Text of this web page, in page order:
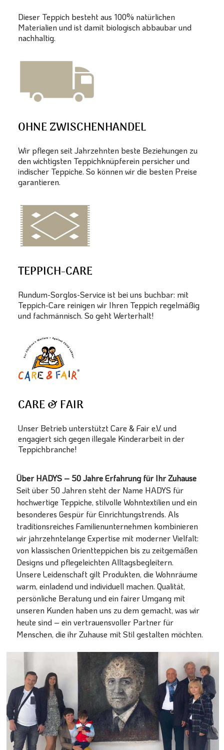
Dieser Teppich besteht aus 100% natürlichen
Materialien und ist damit biologisch abbaubar und
nachhaltig.
OHNE ZWISCHENHANDEL
Wir pflegen seit Jahrzehnten beste Beziehungen zu
den wichtigsten Teppichknüpferein persicher und
indischer Teppiche. So können wir die besten Preise
garantieren.
TEPPICH-CARE
Rundum-Sorglos-Service ist bei uns buchbar: mit
Teppich-Care reinigen wir Ihren Teppich regelmäßig
und fachmännisch. So geht Werterhalt!
CARE & FAIR
Unser Betrieb unterstützt Care & Fair e.V. und
engagiert sich gegen illegale Kinderarbeit in der
Teppichbranche!
Über HADYS – 50 Jahre Erfahrung für Ihr Zuhause
Seit über 50 Jahren steht der Name HADYS für
hochwertige Teppiche, stilvolle Wohntextilien und ein
besonderes Gespür für Einrichtungstrends. Als
traditionsreiches Familienunternehmen kombinieren
wir jahrzehntelange Expertise mit moderner Vielfalt:
von klassischen Orientteppichen bis zu zeitgemäßen
Designs und pflegeleichten Alltagsbegleitern.
Unsere Leidenschaft gilt Produkten, die Wohnräume
warm, einladend und individuell machen. Qualität,
persönliche Beratung und ein fairer Umgang mit
unseren Kunden haben uns zu dem gemacht, was wir
heute sind – ein vertrauensvoller Partner für
Menschen, die ihr Zuhause mit Stil gestalten möchten.